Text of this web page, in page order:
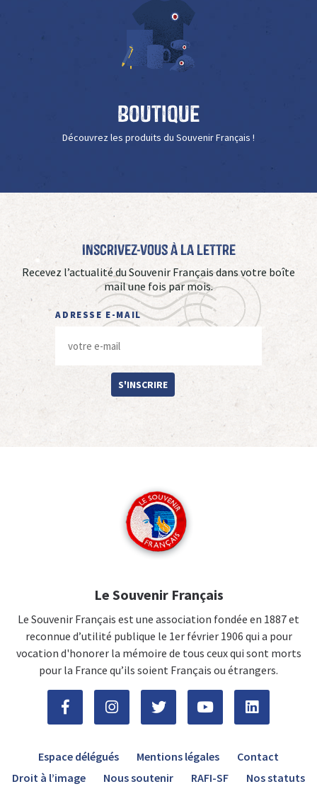
Boutique
Découvrez les produits du Souvenir Français !
Inscrivez-vous à La Lettre
Recevez l’actualité du Souvenir Français dans votre boîte
mail une fois par mois.
ADRESSE E-MAIL
S'INSCRIRE
Le Souvenir Français
Le Souvenir Français est une association fondée en 1887 et
reconnue d’utilité publique le 1er février 1906 qui a pour
vocation d'honorer la mémoire de tous ceux qui sont morts
pour la France qu’ils soient Français ou étrangers.
Espace délégués Mentions légales
Contact
Droit à l’image
Nous soutenir RAFI-SF Nos statuts